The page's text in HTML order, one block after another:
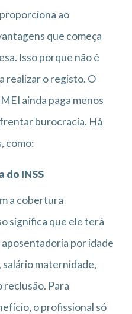
ao
que começa
Isso porque não é
realizar o registo. O
ainda paga menos
burocracia. Há
como:
do INSS
a cobertura
significa que ele terá
por idade
salário maternidade,
reclusão. Para
o profissional só